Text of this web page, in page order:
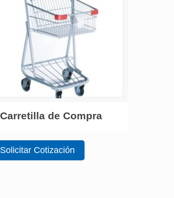
Carretilla de Compra
Solicitar Cotización